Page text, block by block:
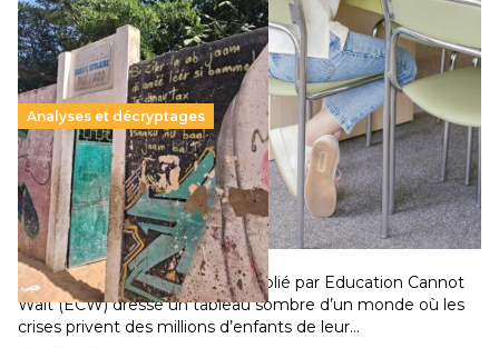
Analyses et décryptages
258 millions d’enfants victimes de la guerre, des
chocs climatiques et des déplacements de
population
11 juillet 2026- National
Un nouveau rapport mondial publié par Education Cannot
Wait (ECW) dresse un tableau sombre d’un monde où les
crises privent des millions d’enfants de leur…